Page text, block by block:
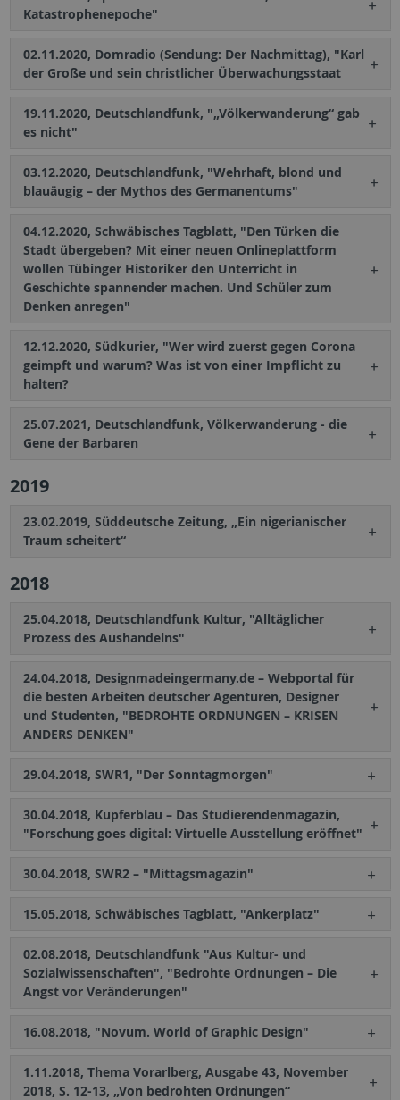
Katastrophenepoche"
02.11.2020, Domradio (Sendung: Der Nachmittag), "Karl
der Große und sein christlicher Überwachungsstaat
19.11.2020, Deutschlandfunk, "„Völkerwanderung“ gab
es nicht"
03.12.2020, Deutschlandfunk, "Wehrhaft, blond und
blauäugig – der Mythos des Germanentums"
04.12.2020, Schwäbisches Tagblatt, "Den Türken die
Stadt übergeben? Mit einer neuen Onlineplattform
wollen Tübinger Historiker den Unterricht in
Geschichte spannender machen. Und Schüler zum
Denken anregen"
12.12.2020, Südkurier, "Wer wird zuerst gegen Corona
geimpft und warum? Was ist von einer Impflicht zu
halten?
25.07.2021, Deutschlandfunk, Völkerwanderung - die
Gene der Barbaren
2019
23.02.2019, Süddeutsche Zeitung, „Ein nigerianischer
Traum scheitert“
2018
25.04.2018, Deutschlandfunk Kultur, "Alltäglicher
Prozess des Aushandelns"
24.04.2018, Designmadeingermany.de – Webportal für
die besten Arbeiten deutscher Agenturen, Designer
und Studenten, "BEDROHTE ORDNUNGEN – KRISEN
ANDERS DENKEN"
29.04.2018, SWR1, "Der Sonntagmorgen"
30.04.2018, Kupferblau – Das Studierendenmagazin,
"Forschung goes digital: Virtuelle Ausstellung eröffnet"
30.04.2018, SWR2 – "Mittagsmagazin"
15.05.2018, Schwäbisches Tagblatt, "Ankerplatz"
02.08.2018, Deutschlandfunk "Aus Kultur- und
Sozialwissenschaften", "Bedrohte Ordnungen – Die
Angst vor Veränderungen"
16.08.2018, "Novum. World of Graphic Design"
1.11.2018, Thema Vorarlberg, Ausgabe 43, November
2018, S. 12-13, „Von bedrohten Ordnungen“